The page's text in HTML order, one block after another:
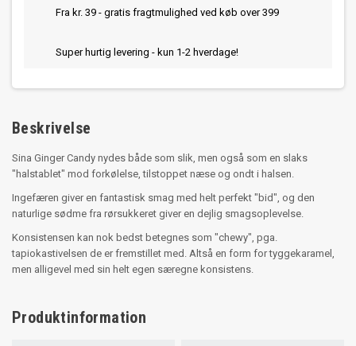
Fra kr. 39 - gratis fragtmulighed ved køb over 399
Super hurtig levering - kun 1-2 hverdage!
Beskrivelse
Sina Ginger Candy nydes både som slik, men også som en slaks
"halstablet" mod forkølelse, tilstoppet næse og ondt i halsen.
Ingefæren giver en fantastisk smag med helt perfekt "bid", og den
naturlige sødme fra rørsukkeret giver en dejlig smagsoplevelse.
Konsistensen kan nok bedst betegnes som "chewy", pga.
tapiokastivelsen de er fremstillet med. Altså en form for tyggekaramel,
men alligevel med sin helt egen særegne konsistens.
Produktinformation